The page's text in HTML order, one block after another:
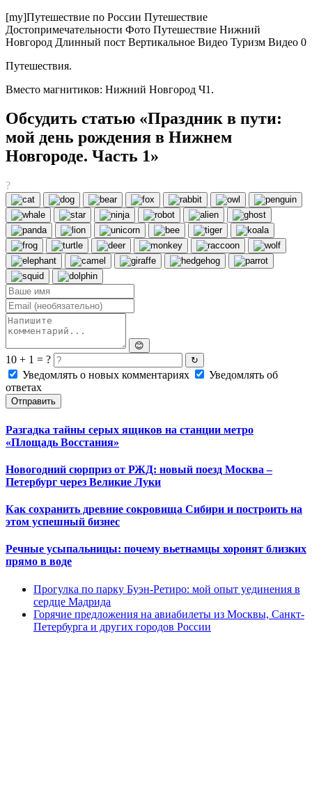
[my]Путешествие по России Путешествие
Достопримечательности Фото Путешествие Нижний
Новгород Длинный пост Вертикальное Видео Туризм Видео 0
Путешествия.
Вместо магнитиков: Нижний Новгород Ч1.
Обсудить статью «Праздник в пути:
мой день рождения в Нижнем
Новгороде. Часть 1»
?
😊
10 + 1 = ? ↻
Уведомлять о новых комментариях
Уведомлять об
ответах
Отправить
Разгадка тайны серых ящиков на станции метро
«Площадь Восстания»
Новогодний сюрприз от РЖД: новый поезд Москва –
Петербург через Великие Луки
Как сохранить древние сокровища Сибири и построить на
этом успешный бизнес
Речные усыпальницы: почему вьетнамцы хоронят близких
прямо в воде
Прогулка по парку Буэн-Ретиро: мой опыт уединения в
сердце Мадрида
Горячие предложения на авиабилеты из Москвы, Санкт-
Петербурга и других городов России